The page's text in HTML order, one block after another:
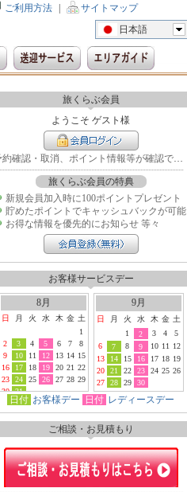
ご利用方法
サイトマップ
日本語
旅くらぶ会員
ようこそ ゲスト様
予約確認・取消、ポイント情報等が確認できます
旅くらぶ会員の特典
新規会員加入時に100ポイントプレゼント
貯めたポイントでキャッシュバックが可能
お得な情報を優先的にお知らせ 等々
お客様サービスデー
8月
日 月 火 水 木 金 土
1
2
3 4 5 6 7
8
9
10 11 12 13 14 15
16
17 18 19 20 21 22
23
24 25 26 27 28 29
30
31
9月
日 月 火 水 木 金 土
1
2 3 4
5
6
7 8 9 10 11
12
13
14 15 16 17 18 19
20
21 22 23 24 25 26
27
28 29 30
日付 お客様デー 日付 レディースデー
ご相談・お見積もり